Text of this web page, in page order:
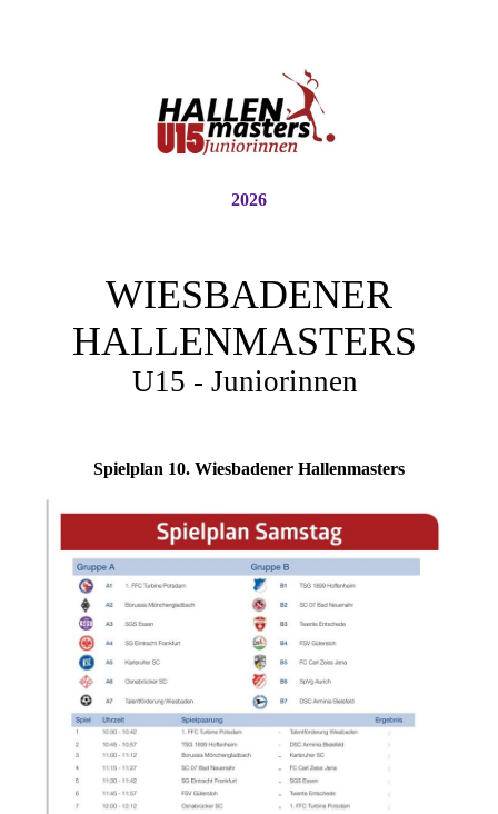
2026
WIESBADENER
HALLENMASTERS
U15 - Juniorinnen
Spielplan 10. Wiesbadener Hallenmasters